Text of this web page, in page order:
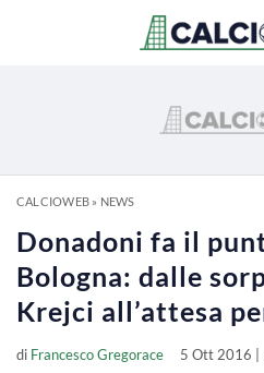
CALCIOWEB» NEWS
Donadoni fa il
Bologna: dalle
Krejci all’attesa
di Francesco Gregorace 5 Ott 2016 |